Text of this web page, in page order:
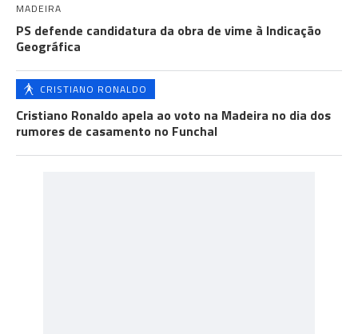
MADEIRA
PS defende candidatura da obra de vime à Indicação
Geográfica
CRISTIANO RONALDO
Cristiano Ronaldo apela ao voto na Madeira no dia dos
rumores de casamento no Funchal